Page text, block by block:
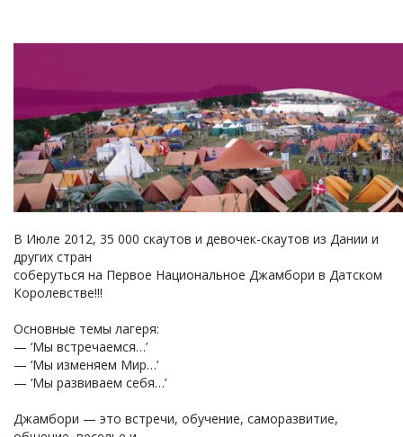
В Июле 2012, 35 000 скаутов и девочек-скаутов из Дании и
других стран
соберуться на Первое Национальное Джамбори в Датском
Королевстве!!!
Основные темы лагеря:
— ‘Мы встречаемся…’
— ‘Мы изменяем Мир…’
— ‘Мы развиваем себя…’
Джамбори — это встречи, обучение, саморазвитие,